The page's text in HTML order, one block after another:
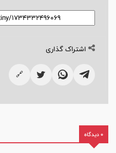
اشتراک گذاری
🔗
0 دیدگاه